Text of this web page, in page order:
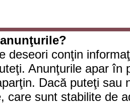
deseori conţin
Anunţurile apar în
Dacă puteţi sau
care sunt stabilite de